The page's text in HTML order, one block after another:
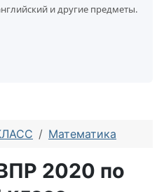
и другие предметы.
Математика
2020 по